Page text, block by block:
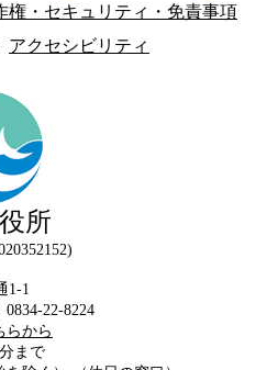
権・セキュリティ・免責事項
アクセシビリティ
所
1-1
22-8224
らから
まで